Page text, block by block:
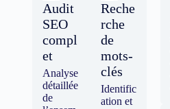
Audit
SEO
compl
et
Analyse
détaillée
de
Reche
rche
de
mots-
clés
Identific
ation et